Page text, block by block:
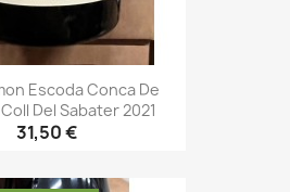
Escoda Conca De
Del Sabater 2021
31,50 €